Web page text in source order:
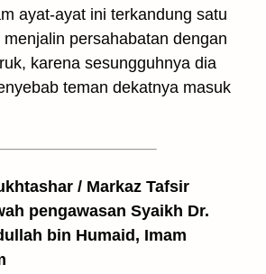
ayat-ayat ini terkandung satu
persahabatan dengan
karena sesungguhnya dia
teman dekatnya masuk
/ Markaz Tafsir
pengawasan Syaikh Dr.
bin Humaid, Imam